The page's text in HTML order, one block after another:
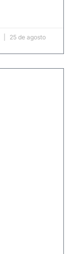
25 de agosto